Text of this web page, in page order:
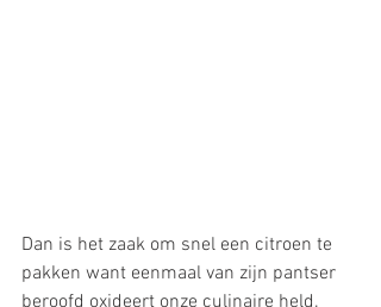
Dan is het zaak om snel een citroen te
pakken want eenmaal van zijn pantser
beroofd oxideert onze culinaire held.